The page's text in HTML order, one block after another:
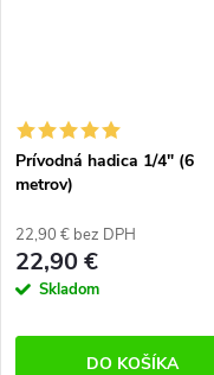
Prívodná hadica 1/4" (6
metrov)
22,90 € bez DPH
22,90 €
Skladom
DO KOŠÍKA